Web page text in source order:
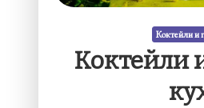
Коктейли и
Коктейли